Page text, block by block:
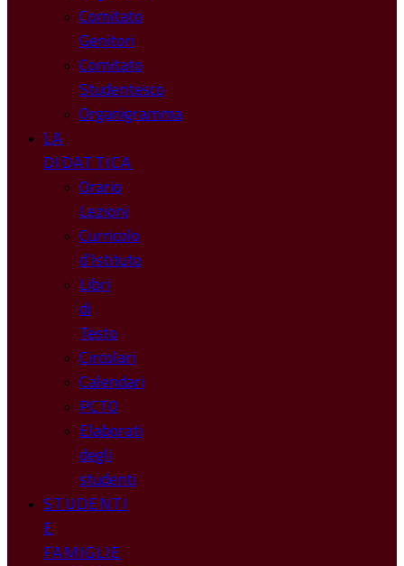
Comitato
Genitori
Comitato
Studentesco
Organigramma
LA
DIDATTICA
Orario
Lezioni
Curricolo
d’Istituto
Libri
di
Testo
Circolari
Calendari
PCTO
Elaborati
degli
studenti
STUDENTI
E
FAMIGLIE